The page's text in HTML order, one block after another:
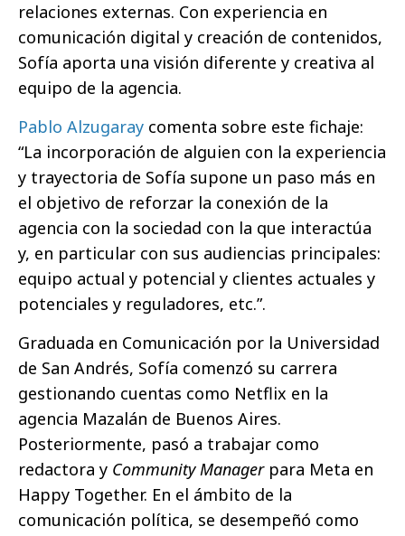
relaciones externas. Con experiencia en
comunicación digital y creación de contenidos,
Sofía aporta una visión diferente y creativa al
equipo de la agencia.
Pablo Alzugaray comenta sobre este fichaje:
“La incorporación de alguien con la experiencia
y trayectoria de Sofía supone un paso más en
el objetivo de reforzar la conexión de la
agencia con la sociedad con la que interactúa
y, en particular con sus audiencias principales:
equipo actual y potencial y clientes actuales y
potenciales y reguladores, etc.”.
Graduada en Comunicación por la Universidad
de San Andrés, Sofía comenzó su carrera
gestionando cuentas como Netflix en la
agencia Mazalán de Buenos Aires.
Posteriormente, pasó a trabajar como
redactora y Community Managerpara Meta en
Happy Together. En el ámbito de la
comunicación política, se desempeñó como